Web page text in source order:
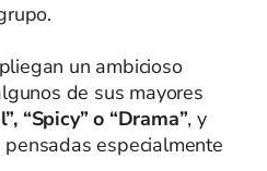
un ambicioso
de sus mayores
“Spicy” o “Drama”, y
especialmente